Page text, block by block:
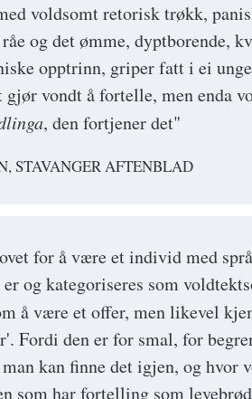
voldsomt retorisk trøkk,
og det ømme, dyptborende,
opptrinn, griper fatt i ei
vondt å fortelle, men enda
, den fortjener det"
STAVANGER AFTENBLAD
for å være et individ med
og kategoriseres som
å være et offer, men likevel
Fordi den er for smal, for
kan finne det igjen, og hvor
som har fortelling som